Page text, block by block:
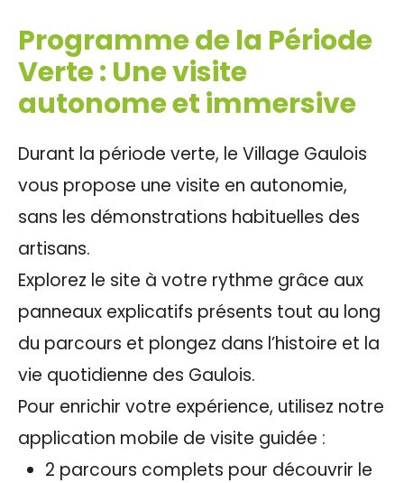
Programme de la Période
Verte : Une visite
autonome et immersive
Durant la période verte, le Village Gaulois
vous propose une visite en autonomie,
sans les démonstrations habituelles des
artisans.
Explorez le site à votre rythme grâce aux
panneaux explicatifs présents tout au long
du parcours et plongez dans l’histoire et la
vie quotidienne des Gaulois.
Pour enrichir votre expérience, utilisez notre
application mobile de visite guidée :
2 parcours complets pour découvrir le